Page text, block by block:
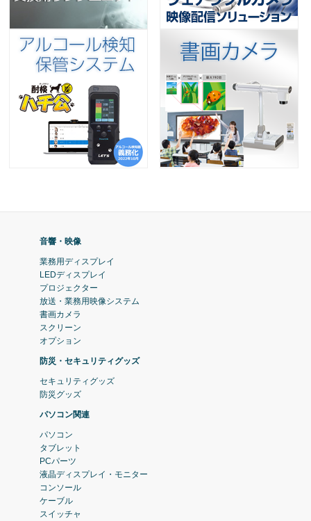
音響・映像
業務用ディスプレイ
LEDディスプレイ
プロジェクター
放送・業務用映像システム
書画カメラ
スクリーン
オプション
防災・セキュリティグッズ
セキュリティグッズ
防災グッズ
パソコン関連
パソコン
タブレット
PCパーツ
液晶ディスプレイ・モニター
コンソール
ケーブル
スイッチャ